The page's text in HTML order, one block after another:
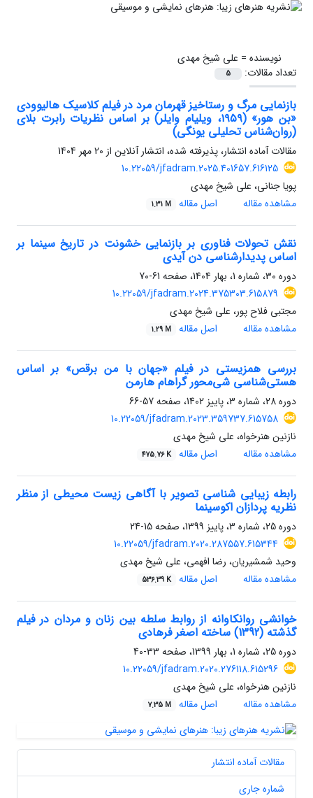
نویسنده = علی شیخ مهدی
تعداد مقالات:
5
بازنمایی مرگ و رستاخیز قهرمان مرد در فیلم کلاسیک هالیوودی
«بن هور» (۱۹۵۹، ویلیام وایلر) بر اساس نظریات رابرت بلای
(روان‌شناس تحلیلی یونگی)
مقالات آماده انتشار، پذیرفته شده، انتشار آنلاین از 20 مهر 1404
10.22059/jfadram.2025.401657.616125
پویا جنانی، علی شیخ مهدی
مشاهده مقاله
اصل مقاله 1.31 M
نقش تحولات فناوری بر بازنمایی خشونت در تاریخ سینما بر‌
اساس پدیدارشناسی دن آیدی
دوره 30، شماره 1، بهار 1404، صفحه
61-70
10.22059/jfadram.2024.375303.615879
مجتبی فلاح پور، علی شیخ مهدی
مشاهده مقاله
اصل مقاله 1.29 M
بررسی همزیستی در فیلم «جهان با من برقص» بر اساس
هستی‌شناسی شی‌محور گراهام هارمن
دوره 28، شماره 3، پاییز 1402، صفحه
57-66
10.22059/jfadram.2023.359737.615758
نازنین هنرخواه، علی شیخ مهدی
مشاهده مقاله
اصل مقاله 475.76 K
رابطه زیبایی شناسی تصویر با آگاهی زیست محیطی از منظر
نظریه پردازان اکوسینما
دوره 25، شماره 3، پاییز 1399، صفحه
15-24
10.22059/jfadram.2020.287557.615344
وحید شمشیریان، رضا افهمی، علی شیخ مهدی
مشاهده مقاله
اصل مقاله 536.39 K
خوانشی روانکاوانه از روابط سلطه بین زنان و مردان در فیلم
گذشته (1392) ساخته اصغر فرهادی
دوره 25، شماره 1، بهار 1399، صفحه
33-40
10.22059/jfadram.2020.276118.615296
نازنین هنرخواه، علی شیخ مهدی
مشاهده مقاله
اصل مقاله 7.35 M
مقالات آماده انتشار
شماره جاری